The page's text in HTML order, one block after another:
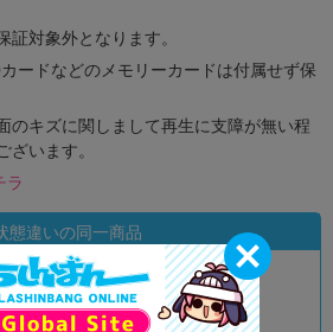
証対象外となります。
ードなどのメモリーカードは付属せず保
のキズに関しまして再生に支障が無い程
ざいます。
ラ
態違いの同一商品
蒲店
状態 :A
名古屋大須店